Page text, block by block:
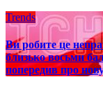
Trends
Ви робите це
близько восьми
попередив про